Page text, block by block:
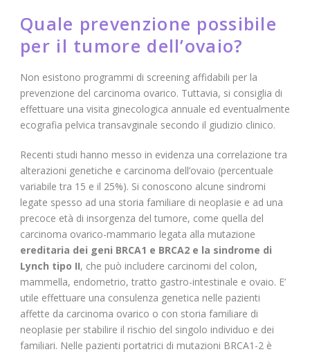
Quale prevenzione possibile
per il tumore dell’ovaio?
Non esistono programmi di screening affidabili per la
prevenzione del carcinoma ovarico. Tuttavia, si consiglia di
effettuare una visita ginecologica annuale ed eventualmente
ecografia pelvica transavginale secondo il giudizio clinico.
Recenti studi hanno messo in evidenza una correlazione tra
alterazioni genetiche e carcinoma dell’ovaio (percentuale
variabile tra 15 e il 25%). Si conoscono alcune sindromi
legate spesso ad una storia familiare di neoplasie e ad una
precoce età di insorgenza del tumore, come quella del
carcinoma ovarico-mammario legata alla mutazione
ereditaria dei geni BRCA1 e BRCA2 e la sindrome di
Lynch tipo II, che può includere carcinomi del colon,
mammella, endometrio, tratto gastro-intestinale e ovaio. E’
utile effettuare una consulenza genetica nelle pazienti
affette da carcinoma ovarico o con storia familiare di
neoplasie per stabilire il rischio del singolo individuo e dei
familiari. Nelle pazienti portatrici di mutazioni BRCA1-2 è